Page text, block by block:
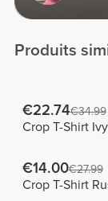
Produits
€22.74€34.99
Crop T-Shirt Ivy
€14.00€27.99
Crop T-Shirt